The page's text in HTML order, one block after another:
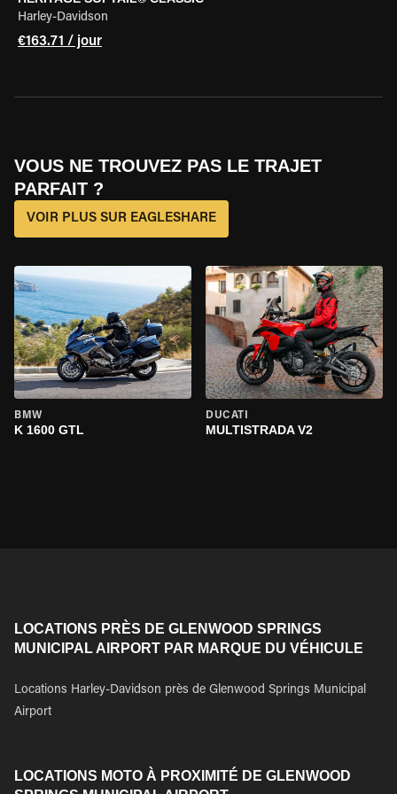
Harley-Davidson
€163.71 / jour
VOUS NE TROUVEZ PAS LE TRAJET
PARFAIT ?
VOIR PLUS SUR EAGLESHARE
BMW
K 1600 GTL
DUCATI
MULTISTRADA V2
LOCATIONS PRÈS DE GLENWOOD SPRINGS
MUNICIPAL AIRPORT PAR MARQUE DU VÉHICULE
Locations Harley-Davidson près de Glenwood Springs Municipal
Airport
LOCATIONS MOTO À PROXIMITÉ DE GLENWOOD